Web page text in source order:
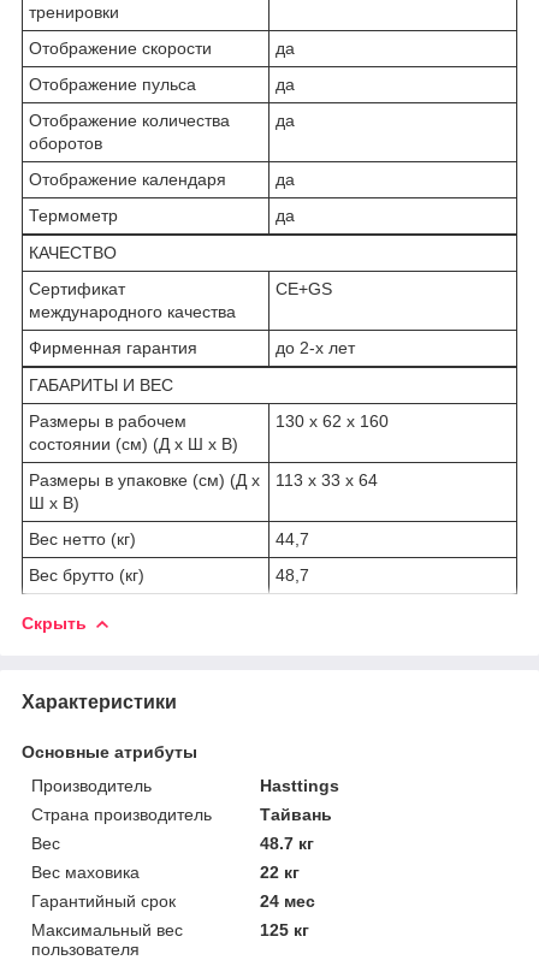
тренировки
Отображение скорости
да
Отображение пульса
да
Отображение количества
оборотов
да
Отображение календаря
да
Термометр
да
КАЧЕСТВО
Сертификат
международного качества
CE+GS
Фирменная гарантия
до 2-х лет
ГАБАРИТЫ И ВЕС
Размеры в рабочем
состоянии (см) (Д х Ш х В)
130 x 62 x 160
Размеры в упаковке (см) (Д х
Ш х В)
113 x 33 x 64
Вес нетто (кг)
44,7
Вес брутто (кг)
48,7
Скрыть
Характеристики
Основные атрибуты
Производитель
Hasttings
Страна производитель
Тайвань
Вес
48.7 кг
Вес маховика
22 кг
Гарантийный срок
24 мес
Максимальный вес
пользователя
125 кг